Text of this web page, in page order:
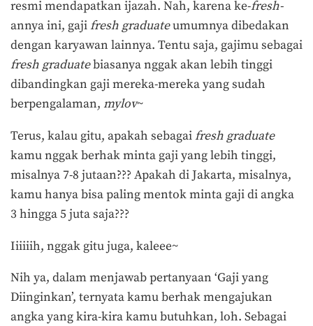
resmi mendapatkan ijazah. Nah, karena ke-fresh-
annya ini, gajifresh graduateumumnya dibedakan
dengan karyawan lainnya. Tentu saja, gajimu sebagai
fresh graduatebiasanya nggak akan lebih tinggi
dibandingkan gaji mereka-mereka yang sudah
berpengalaman, mylov~
Terus, kalau gitu, apakah sebagaifresh graduate
kamu nggak berhak minta gaji yang lebih tinggi,
misalnya 7-8 jutaan??? Apakah di Jakarta, misalnya,
kamu hanya bisa paling mentok minta gaji di angka
3 hingga 5 juta saja???
Iiiiiih, nggak gitu juga, kaleee~
Nih ya, dalam menjawab pertanyaan ‘Gaji yang
Diinginkan’, ternyata kamu berhak mengajukan
angka yang kira-kira kamu butuhkan, loh. Sebagai